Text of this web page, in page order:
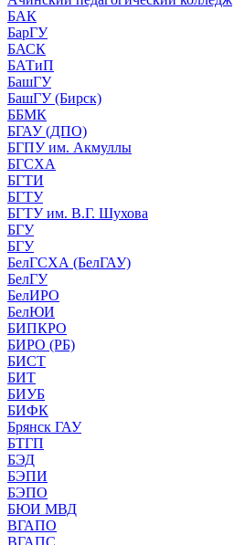
БАК
БарГУ
БАСК
БАТиП
БашГУ
БашГУ (Бирск)
ББМК
БГАУ (ДПО)
БГПУ им. Акмуллы
БГСХА
БГТИ
БГТУ
БГТУ им. В.Г. Шухова
БГУ
БГУ
БелГСХА (БелГАУ)
БелГУ
БелИРО
БелЮИ
БИПКРО
БИРО (РБ)
БИСТ
БИТ
БИУБ
БИФК
Брянск ГАУ
БТГП
БЭД
БЭПИ
БЭПО
БЮИ МВД
ВГАПО
ВГАПС